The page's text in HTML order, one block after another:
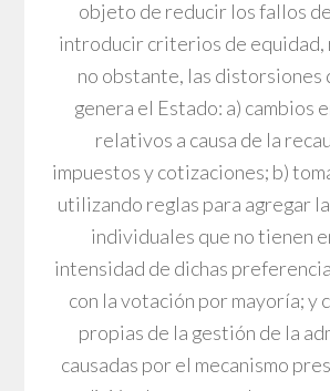
objeto de reducir los fallos
introducir criterios de equidad,
no obstante, las distorsiones
genera el Estado: a) cambios
relativos a causa de la
impuestos y cotizaciones; b)
utilizando reglas para agregar
individuales que no tienen
intensidad de dichas
con la votación por mayoría; y
propias de la gestión de la
causadas por el mecanismo